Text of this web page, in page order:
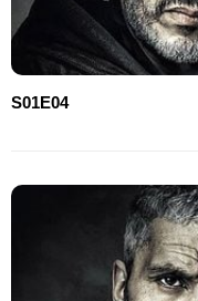
S01E04